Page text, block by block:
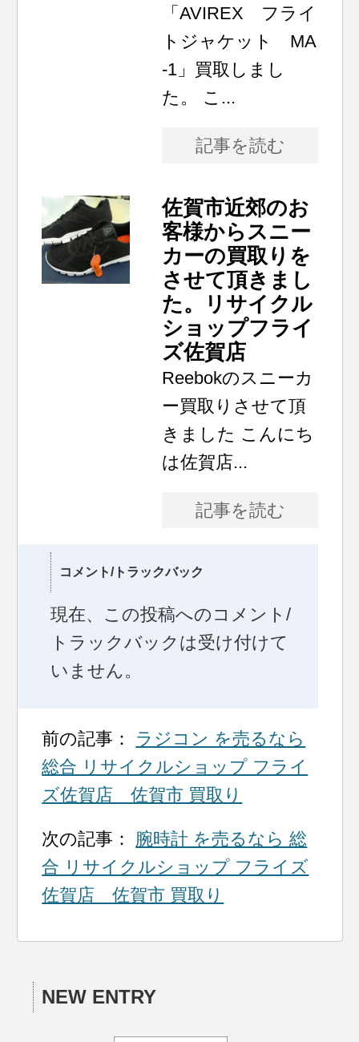
「AVIREX フライ
トジャケット MA
-1」買取しまし
た。 こ...
記事を読む
佐賀市近郊のお
客様からスニー
カーの買取りを
させて頂きまし
た。リサイクル
ショップフライ
ズ佐賀店
Reebokのスニーカ
ー買取りさせて頂
きました こんにち
は佐賀店...
記事を読む
コメント/トラックバック
現在、この投稿へのコメント/
トラックバックは受け付けて
いません。
前の記事： ラジコン を売るなら
総合 リサイクルショップ フライ
ズ佐賀店 佐賀市 買取り
次の記事： 腕時計 を売るなら 総
合 リサイクルショップ フライズ
佐賀店 佐賀市 買取り
NEW ENTRY